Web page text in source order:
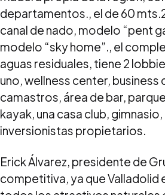
departamentos., el de 60
canal de nado, modelo “pent
modelo “sky home”., el
aguas residuales, tiene 2
uno, wellness center, business
camastros, área de bar,
kayak, una casa club,
inversionistas propietarios.
Erick Álvarez, presidente de
competitiva, ya que Valladolid